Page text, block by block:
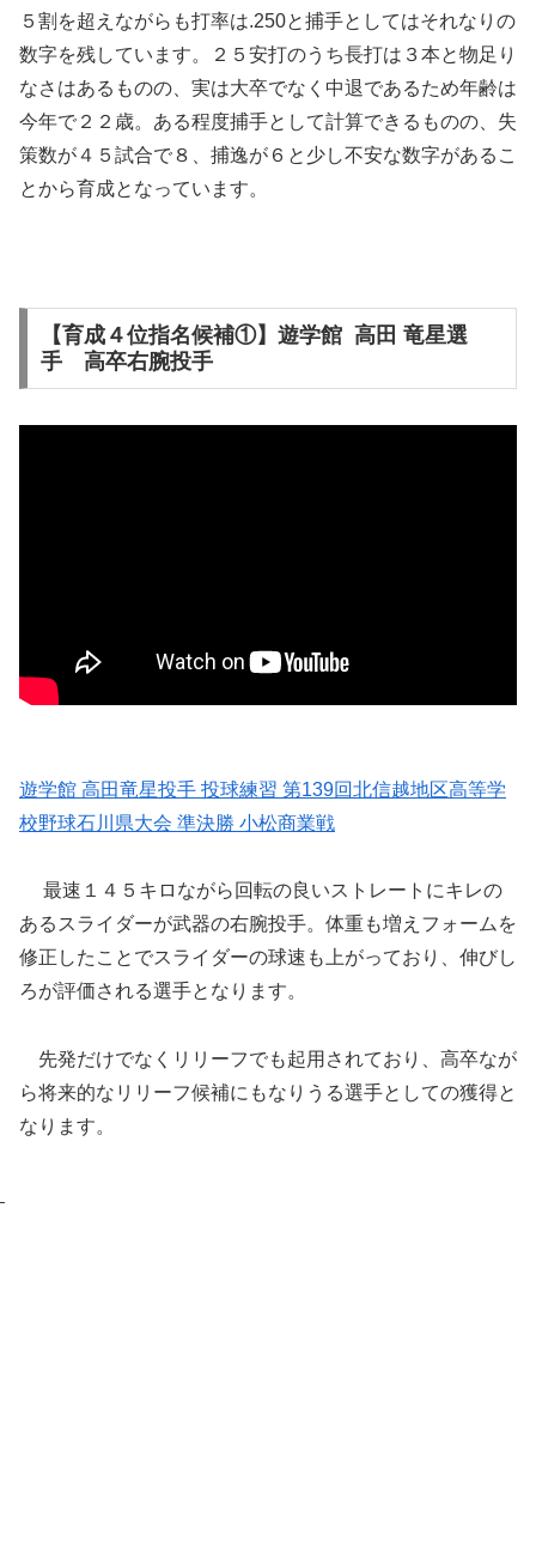
５割を超えながらも打率は.250と捕手としてはそれなりの
数字を残しています。２５安打のうち長打は３本と物足り
なさはあるものの、実は大卒でなく中退であるため年齢は
今年で２２歳。ある程度捕手として計算できるものの、失
策数が４５試合で８、捕逸が６と少し不安な数字があるこ
とから育成となっています。
【育成４位指名候補①】遊学館 高田 竜星選
手 高卒右腕投手
遊学館 高田竜星投手 投球練習 第139回北信越地区高等学
校野球石川県大会 準決勝 小松商業戦
最速１４５キロながら回転の良いストレートにキレの
あるスライダーが武器の右腕投手。体重も増えフォームを
修正したことでスライダーの球速も上がっており、伸びし
ろが評価される選手となります。
先発だけでなくリリーフでも起用されており、高卒なが
ら将来的なリリーフ候補にもなりうる選手としての獲得と
なります。